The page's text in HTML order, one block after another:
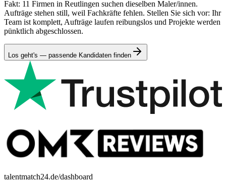
Fakt: 11 Firmen in Reutlingen suchen dieselben Maler/innen.
Aufträge stehen still, weil Fachkräfte fehlen. Stellen Sie sich vor: Ihr
Team ist komplett, Aufträge laufen reibungslos und Projekte werden
pünktlich abgeschlossen.
Los geht's — passende Kandidaten finden
talentmatch24.de/dashboard